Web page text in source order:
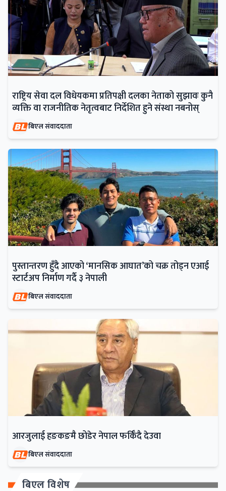
राष्ट्रिय सेवा दल विधेयकमा प्रतिपक्षी दलका नेताको सुझावः कुनै
व्यक्ति वा राजनीतिक नेतृत्वबाट निर्देशित हुने संस्था नबनोस्
बिएल संवाददाता
पुस्तान्तरण हुँदै आएको ‘मानसिक आघात’को चक्र तोड्न एआई
स्टार्टअप निर्माण गर्दै ३ नेपाली
बिएल संवाददाता
आरजुलाई हङकङमै छोडेर नेपाल फर्किँदै देउवा
बिएल संवाददाता
बिएल विशेष